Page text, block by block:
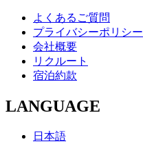
よくあるご質問
プライバシーポリシー
会社概要
リクルート
宿泊約款
LANGUAGE
日本語